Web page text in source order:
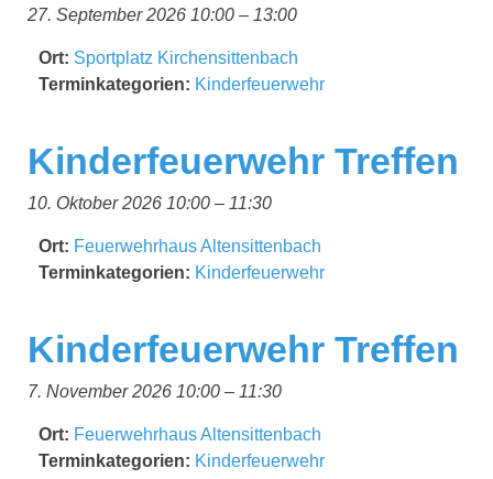
27. September 2026 10:00 – 13:00
Ort: Sportplatz Kirchensittenbach
Terminkategorien: Kinderfeuerwehr
Kinderfeuerwehr Treffen
10. Oktober 2026 10:00 – 11:30
Ort: Feuerwehrhaus Altensittenbach
Terminkategorien: Kinderfeuerwehr
Kinderfeuerwehr Treffen
7. November 2026 10:00 – 11:30
Ort: Feuerwehrhaus Altensittenbach
Terminkategorien: Kinderfeuerwehr